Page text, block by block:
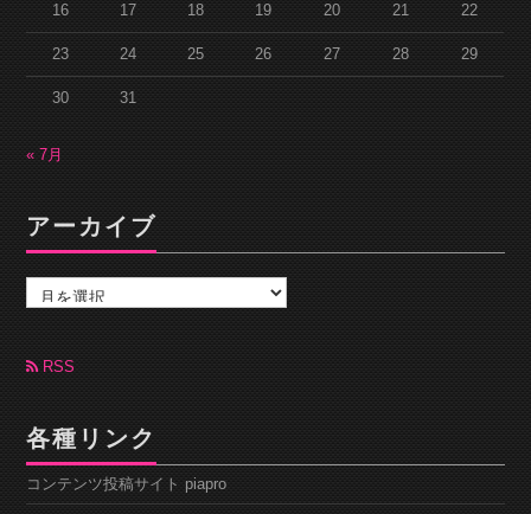
16 17 18 19 20 21 22
23 24 25 26 27 28 29
30 31
« 7月
アーカイブ
カ
ブ RSS
各種リンク
コンテンツ投稿サイト piapro